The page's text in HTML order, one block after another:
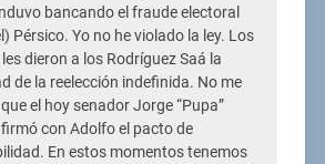
bancando el fraude electoral
Pérsico. Yo no he violado la ley. Los
dieron a los Rodríguez Saá la
de la reelección indefinida. No me
el hoy senador Jorge “Pupa”
con Adolfo el pacto de
En estos momentos tenemos